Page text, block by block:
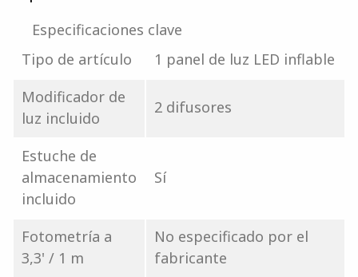
Especificaciones clave
Tipo de artículo
1 panel de luz LED inflable
Modificador de
luz incluido
2 difusores
Estuche de
almacenamiento
incluido
Sí
Fotometría a
3,3' / 1 m
No especificado por el
fabricante